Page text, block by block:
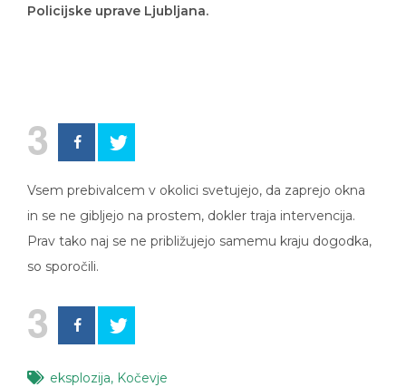
Policijske uprave Ljubljana.
3
Vsem prebivalcem v okolici svetujejo, da zaprejo okna
in se ne gibljejo na prostem, dokler traja intervencija.
Prav tako naj se ne približujejo samemu kraju dogodka,
so sporočili.
3
eksplozija, Kočevje